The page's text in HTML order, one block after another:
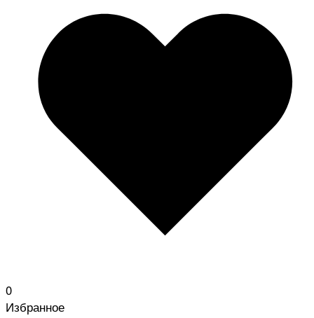
0
Избранное